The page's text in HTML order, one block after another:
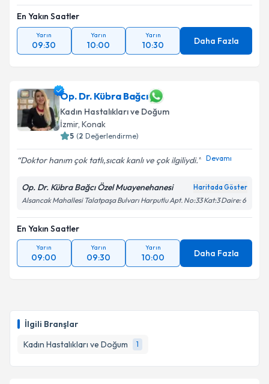
İlgili Branşlar
Kadın Hastalıkları ve Doğum
1
En Yakın Saatler
Yarın
09:30
Yarın
10:00
Yarın
10:30 Daha Fazla
Op. Dr. Kübra Bağcı
Kadın Hastalıkları ve Doğum
İzmir, Konak
5 (2 Değerlendirme)
Doktor hanım çok tatlı,sıcak kanlı ve çok ilgiliydi.️ Devamı
Op. Dr. Kübra Bağcı Özel Muayenehanesi Haritada Göster
Alsancak Mahallesi Talatpaşa Bulvarı Harputlu Apt. No:33 Kat:3 Daire: 6
En Yakın Saatler
Yarın
09:00
Yarın
09:30
Yarın
10:00 Daha Fazla